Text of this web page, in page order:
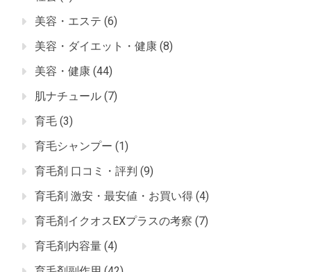
美容・エステ (6)
美容・ダイエット・健康 (8)
美容・健康 (44)
肌ナチュール (7)
育毛 (3)
育毛シャンプー (1)
育毛剤 口コミ・評判 (9)
育毛剤 激安・最安値・お買い得 (4)
育毛剤イクオスEXプラスの考察 (7)
育毛剤内容量 (4)